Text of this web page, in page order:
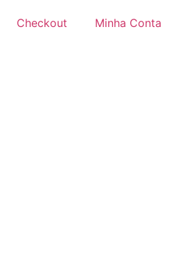
Checkout Minha Conta